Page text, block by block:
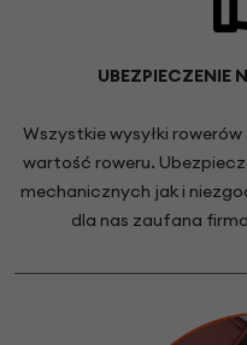
UBEZPIECZENIE
Wszystkie wysyłki rowerów
wartość roweru.
mechanicznych jak i
dla nas zaufana